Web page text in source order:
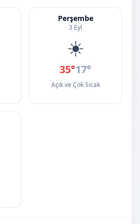
Perşembe
3 Eyl
☀️
35°17°
Açık ve Çok Sıcak